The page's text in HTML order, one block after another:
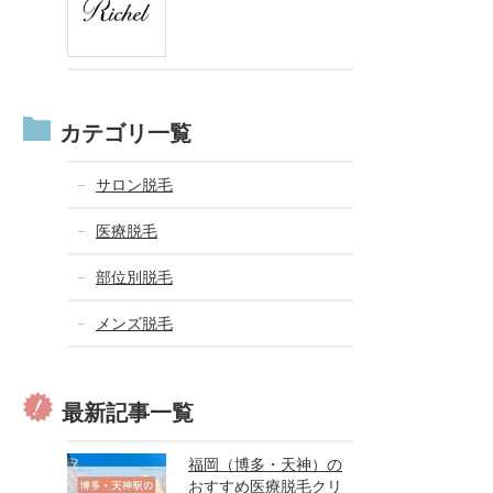
カテゴリ一覧
サロン脱毛
医療脱毛
部位別脱毛
メンズ脱毛
最新記事一覧
福岡（博多・天神）の
おすすめ医療脱毛クリ